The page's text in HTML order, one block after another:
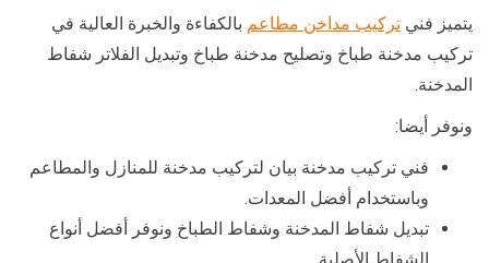
يتميز فني تركيب مداخن مطاعم بالكفاءة والخبرة العالية في
تركيب مدخنة طباخ وتصليح مدخنة طباخ وتبديل الفلاتر شفاط
المدخنة.
ونوفر أيضا:
فني تركيب مدخنة بيان لتركيب مدخنة للمنازل والمطاعم
وباستخدام أفضل المعدات.
تبديل شفاط المدخنة وشفاط الطباخ ونوفر أفضل أنواع